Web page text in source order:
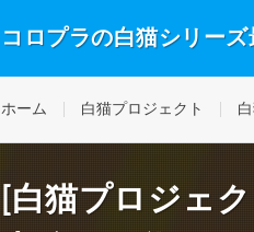
コロプラの白猫シリー
ホーム 白猫プロジェクト
[白猫プロジェ